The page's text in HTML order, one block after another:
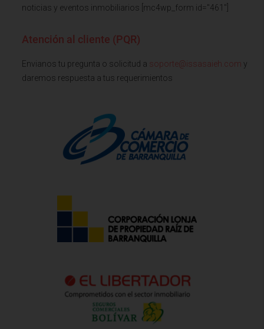
noticias y eventos inmobiliarios [mc4wp_form id="461"]
Atención al cliente (PQR)
Envianos tu pregunta o solicitud a soporte@issasaieh.com y
daremos respuesta a tus requerimientos